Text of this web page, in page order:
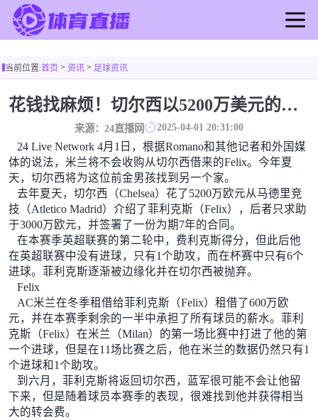
足球直播
篮球直播
足球录像
足球新闻
篮球新闻
当前位置:首页> 资讯 > 足球资讯
花钱找麻烦！切尔西以5200万美元的价格购买了菲利克斯 签了7年 并在半年内租了夏窗口
来源：24直播网 2025-04-01 20:31:00
24 Live Network 4月1日，根据Romano和其他记者和外国媒
体的说法，米兰将不会收购从切尔西借来的Felix。今年夏
天，切尔西将为这位前金男孩找到另一个家。
去年夏天，切尔西（Chelsea）花了5200万欧元从马德里竞
技（Atletico Madrid）介绍了菲利克斯（Felix），后者只求助
于3000万欧元，并签署了一份为期7年的合同。
在本赛季英超联赛的第二轮中，费利克斯得分，但此后他
在英超联赛中没有进球，只有1个助攻，而在杯赛中只有6个
进球。菲利克斯逐渐被边缘化并在切尔西被抛弃。
Felix
AC米兰在冬季租借给菲利克斯（Felix）租借了600万欧
元，并在本赛季剩余的一半中承担了所有球员的薪水。菲利
克斯（Felix）在米兰（Milan）的第一场比赛中打进了他的第
一个进球，但是在11场比赛之后，他在米兰的数据仍然只有1
个进球和1个助攻。
到六月，菲利克斯将返回切尔西，蓝军很可能不会让他留
下来，但是随着球员本赛季的表现，很难找到他并获得相当
大的转会费。